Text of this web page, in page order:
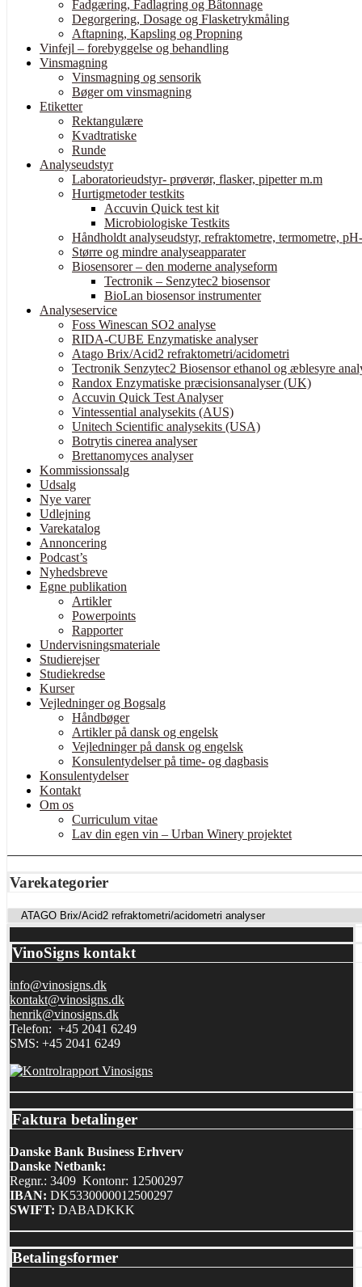
Fadgæring, Fadlagring og Bâtonnage
Degorgering, Dosage og Flasketrykmåling
Aftapning, Kapsling og Propning
Vinfejl – forebyggelse og behandling
Vinsmagning
Vinsmagning og sensorik
Bøger om vinsmagning
Etiketter
Rektangulære
Kvadtratiske
Runde
Analyseudstyr
Laboratorieudstyr- prøverør, flasker, pipetter m.m
Hurtigmetoder testkits
Accuvin Quick test kit
Microbiologiske Testkits
Håndholdt analyseudstyr, refraktometre, termometre,
Større og mindre analyseapparater
Biosensorer – den moderne analyseform
Tectronik – Senzytec2 biosensor
BioLan biosensor instrumenter
Analyseservice
Foss Winescan SO2 analyse
RIDA-CUBE Enzymatiske analyser
Atago Brix/Acid2 refraktometri/acidometri
Tectronik Senzytec2 Biosensor ethanol og æblesyre
Randox Enzymatiske præcisionsanalyser (UK)
Accuvin Quick Test Analyser
Vintessential analysekits (AUS)
Unitech Scientific analysekits (USA)
Botrytis cinerea analyser
Brettanomyces analyser
Kommissionssalg
Udsalg
Nye varer
Udlejning
Varekatalog
Annoncering
Podcast’s
Nyhedsbreve
Egne publikation
Artikler
Powerpoints
Rapporter
Undervisningsmateriale
Studierejser
Studiekredse
Kurser
Vejledninger og Bogsalg
Håndbøger
Artikler på dansk og engelsk
Vejledninger på dansk og engelsk
Konsulentydelser på time- og dagbasis
Konsulentydelser
Kontakt
Om os
Curriculum vitae
Lav din egen vin – Urban Winery projektet
Varekategorier
VinoSigns kontakt
info@vinosigns.dk
kontakt@vinosigns.dk
henrik@vinosigns.dk
Telefon: +45 2041 6249
SMS: +45 2041 6249
Faktura betalinger
Danske Bank Business Erhverv
Danske Netbank:
Regnr.: 3409 Kontonr: 12500297
IBAN: DK5330000012500297
SWIFT: DABADKKK
Betalingsformer